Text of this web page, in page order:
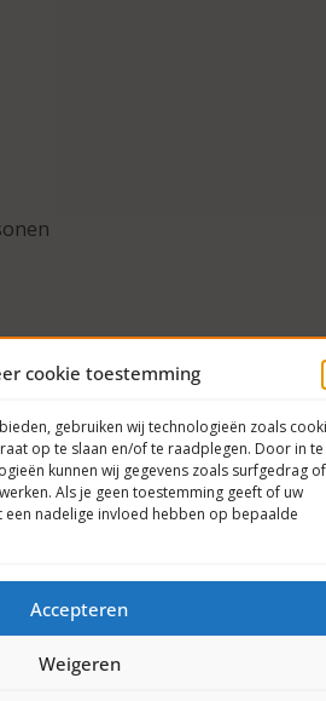
cookie toestemming
gebruiken wij technologieën zoals
op te slaan en/of te raadplegen. Door in te
kunnen wij gegevens zoals surfgedrag of
Als je geen toestemming geeft of uw
nadelige invloed hebben op bepaalde
Accepteren
Weigeren